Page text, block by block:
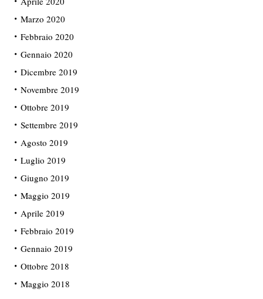
Marzo 2020
Febbraio 2020
Gennaio 2020
Dicembre 2019
Novembre 2019
Ottobre 2019
Settembre 2019
Agosto 2019
Luglio 2019
Giugno 2019
Maggio 2019
Aprile 2019
Febbraio 2019
Gennaio 2019
Ottobre 2018
Maggio 2018